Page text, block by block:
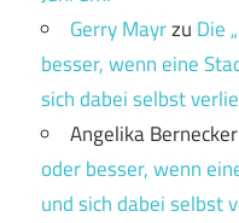
Gerry Mayrzu Die
besser, wenn eine
sich dabei selbst
Angelika Bernecker
oder besser, wenn
und sich dabei selbst